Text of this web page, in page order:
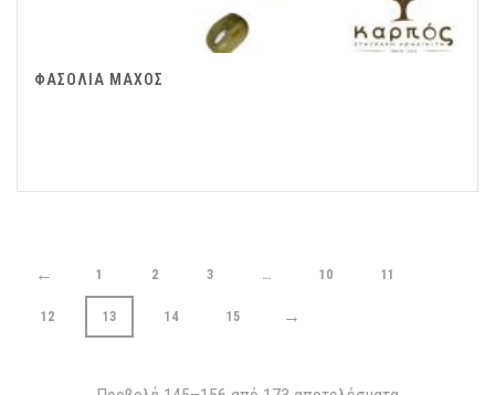
ΦΑΣΟΛΙΑ ΜΑΧΟΣ
← 1 2 3 … 10 11
12 13 14 15 →